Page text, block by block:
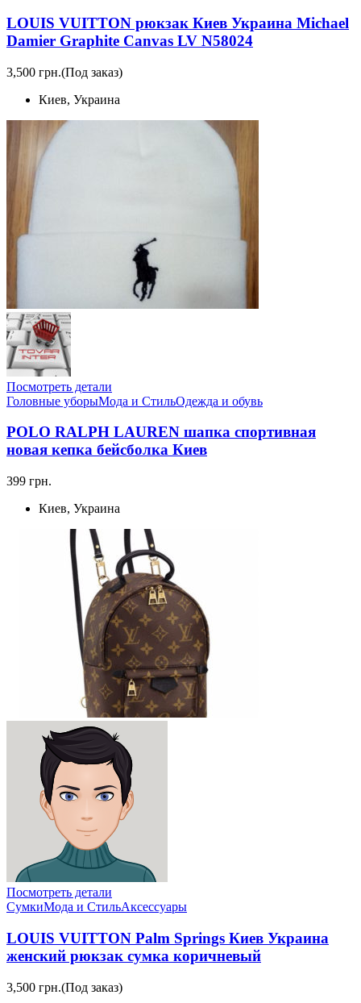
LOUIS VUITTON рюкзак Киев Украина Michael
Damier Graphite Canvas LV N58024
3,500 грн.(Под заказ)
Киев, Украина
Посмотреть детали
Головные уборыМода и СтильОдежда и обувь
POLO RALPH LAUREN шапка спортивная
новая кепка бейсболка Киев
399 грн.
Киев, Украина
Посмотреть детали
СумкиМода и СтильАксессуары
LOUIS VUITTON Palm Springs Киев Украина
женский рюкзак сумка коричневый
3,500 грн.(Под заказ)